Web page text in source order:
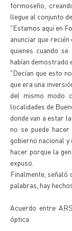
formoseño,
llegue al conjunto
"Estamos aquí en
anunciar que
quienes cuando
habían demostrado
"Decían que esto
que era una
del mismo modo
localidades de
donde van a estar
no se puede
gobierno nacional
hacer porque la
expuso.
Finalmente, señaló
palabras, hay
Acuerdo entre
óptica